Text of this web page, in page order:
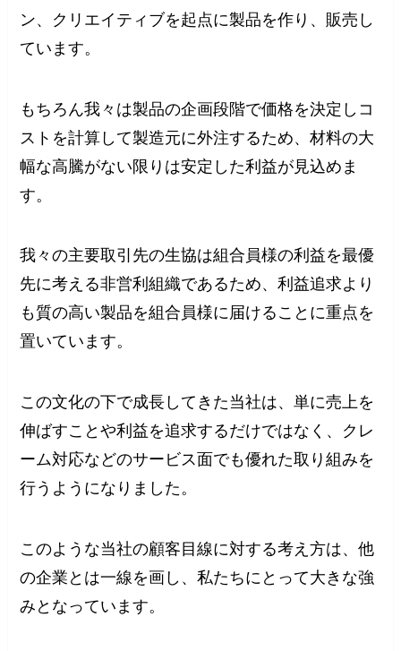
ン、クリエイティブを起点に製品を作り、販売し
ています。
もちろん我々は製品の企画段階で価格を決定しコ
ストを計算して製造元に外注するため、材料の大
幅な高騰がない限りは安定した利益が見込めま
す。
我々の主要取引先の生協は組合員様の利益を最優
先に考える非営利組織であるため、利益追求より
も質の高い製品を組合員様に届けることに重点を
置いています。
この文化の下で成長してきた当社は、単に売上を
伸ばすことや利益を追求するだけではなく、クレ
ーム対応などのサービス面でも優れた取り組みを
行うようになりました。
このような当社の顧客目線に対する考え方は、他
の企業とは一線を画し、私たちにとって大きな強
みとなっています。